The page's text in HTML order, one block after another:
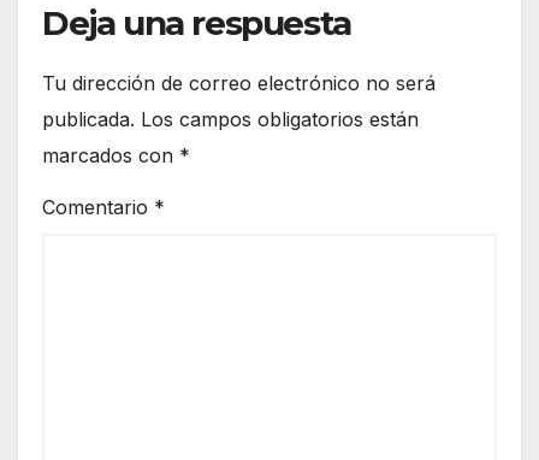
Deja una respuesta
Tu dirección de correo electrónico no será
publicada. Los campos obligatorios están
marcados con *
Comentario *